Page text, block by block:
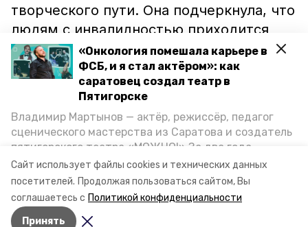
Сайт использует файлы cookies и технических данных
посетителей. Продолжая пользоваться сайтом, Вы
соглашаетесь с Политикой конфиденциальности
Принять
«Онкология помешала карьере в
ФСБ, и я стал актёром»: как
саратовец создал театр в
Пятигорске
Владимир Мартынов — актёр, режиссёр, педагог
сценического мастерства из Саратова и создатель
пятигорского театра «МОЖНО!» За два года
существования театр выпустил восемь спектаклей,
впереди — новые премьеры. О том, как стал
артистом, попал в Пятигорск и собрал труппу,
режиссёр рассказал корреспонденту «Портала
Пятигорска».
творческого пути. Она подчеркнула, что
людям с инвалидностью приходится
очень нелегко, а поддержка со стороны
других дарит им счаcтье. Артистка
отметила, что именно пережитые
сложности повлияли на её решение
заняться благотворительностью.
Фото: пресс-центр Северо-Кавказского молодёжного
форума «Машук»
Авторы: Олег Касатонов